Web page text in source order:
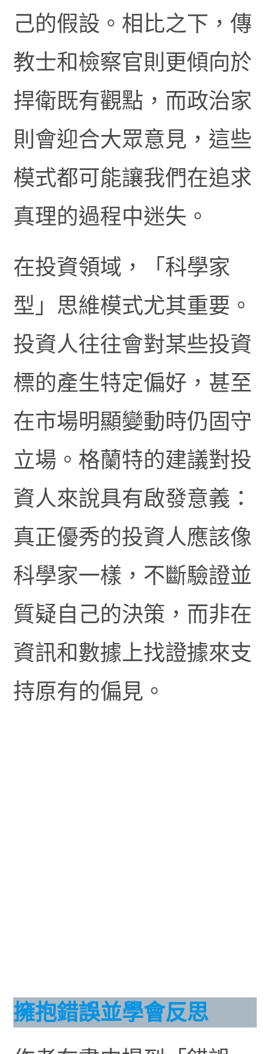
己的假設。相比之下，傳
教士和檢察官則更傾向於
捍衛既有觀點，而政治家
則會迎合大眾意見，這些
模式都可能讓我們在追求
真理的過程中迷失。
在投資領域，「科學家
型」思維模式尤其重要。
投資人往往會對某些投資
標的產生特定偏好，甚至
在市場明顯變動時仍固守
立場。格蘭特的建議對投
資人來說具有啟發意義：
真正優秀的投資人應該像
科學家一樣，不斷驗證並
質疑自己的決策，而非在
資訊和數據上找證據來支
持原有的偏見。
擁抱錯誤並學會反思